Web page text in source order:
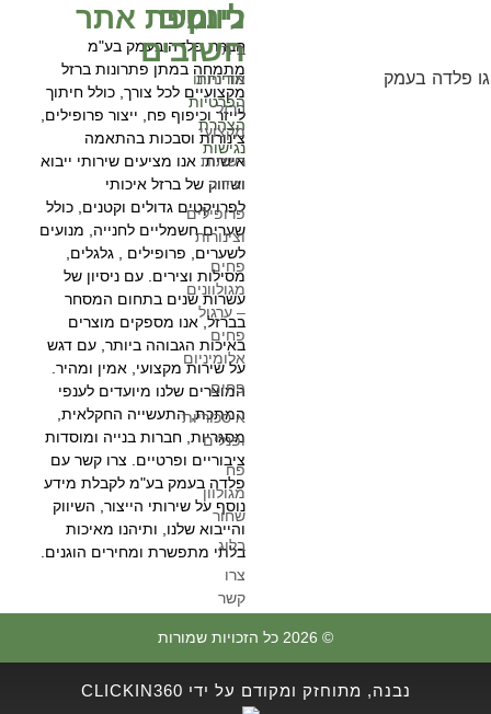
מפת אתר
חברת פלדה בעמק בע"מ
מתמחה במתן פתרונות ברזל
מקצועיים לכל צורך, כולל חיתוך
לייזר וכיפוף פח, ייצור פרופילים,
צינורות וסבכות בהתאמה
אישית. אנו מציעים שירותי ייבוא
ושיווק של ברזל איכותי
לפרויקטים גדולים וקטנים, כולל
שערים חשמליים לחנייה, מנועים
לשערים, פרופילים , גלגלים,
מסילות וצירים. עם ניסיון של
עשרות שנים בתחום המסחר
בברזל, אנו מספקים מוצרים
באיכות הגבוהה ביותר, עם דגש
על שירות מקצועי, אמין ומהיר.
המוצרים שלנו מיועדים לענפי
המתכת, התעשייה החקלאית,
מסגריות, חברות בנייה ומוסדות
ציבוריים ופרטיים. צרו קשר עם
פלדה בעמק בע"מ לקבלת מידע
נוסף על שירותי הייצור, השיווק
והייבוא שלנו, ותיהנו מאיכות
בלתי מתפשרת ומחירים הוגנים.
לינקים
חשובים
מדיניות
הפרטיות
הצהרת
נגישות
ניווט
בית
אודותינו
ברזל
מקצועי
רשתות
וגידור
פרופילים
וצינורות
פחים
מגולוונים
– ערגול
פחים
אלומיניום
פחים
איסכוריות
ופנלים
פח
מגולוון
שחור
בלוג
צרו
קשר
© 2026 כל הזכויות שמורות
נבנה, מתוחזק ומקודם על ידי CLICKIN360